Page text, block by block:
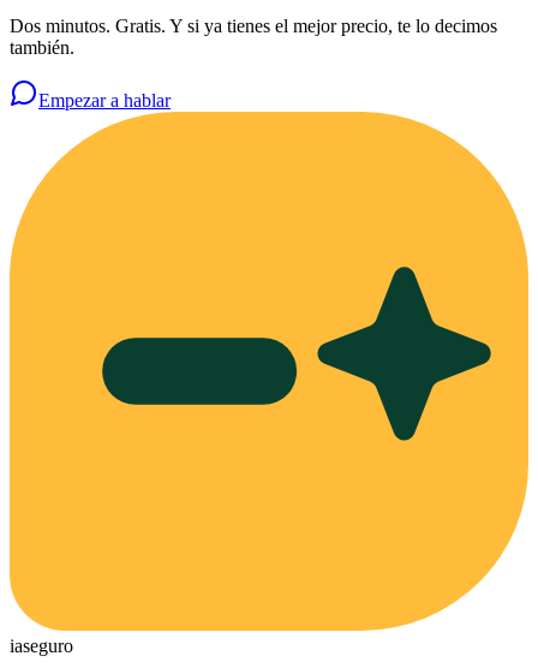
Dos minutos. Gratis. Y si ya tienes el mejor precio, te lo decimos
también.
Empezar a hablar
iaseguro